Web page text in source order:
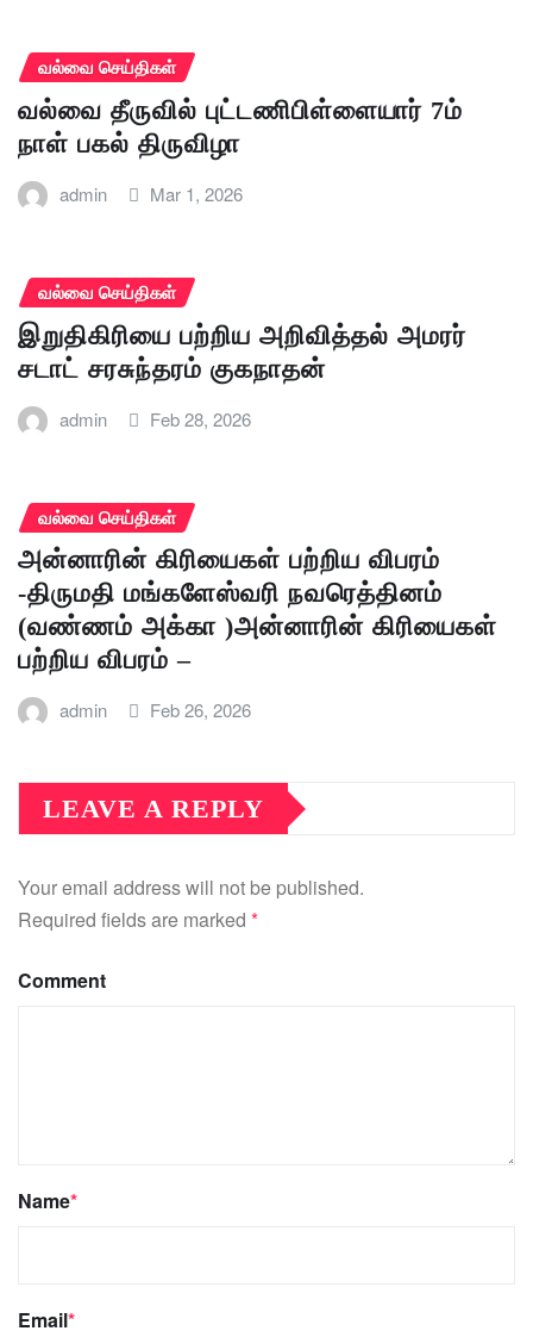
வல்வை செய்திகள்
வல்வை தீருவில் புட்டணிபிள்ளையார் 7ம்
நாள் பகல் திருவிழா
admin Mar 1, 2026
வல்வை செய்திகள்
இறுதிகிரியை பற்றிய அறிவித்தல் அமரர்
சடாட் சரசுந்தரம் குகநாதன்
admin Feb 28, 2026
வல்வை செய்திகள்
அன்னாரின் கிரியைகள் பற்றிய விபரம்
-திருமதி மங்களேஸ்வரி நவரெத்தினம்
(வண்ணம் அக்கா )அன்னாரின் கிரியைகள்
பற்றிய விபரம் –
admin Feb 26, 2026
LEAVE A REPLY
Your email address will not be published.
Required fields are marked *
Comment
Name*
Email*